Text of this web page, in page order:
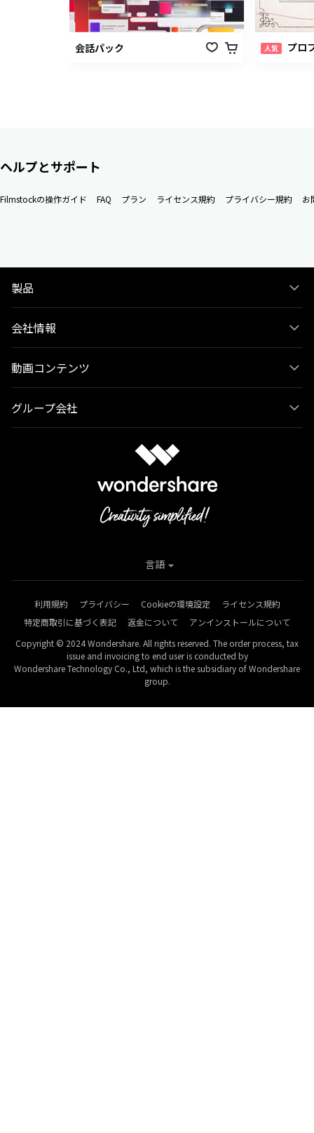
会話パック 人気 プロフ
ヘルプとサポート
Filmstockの操作ガイド FAQ プラン ライセンス規約 プライバシー規約 お
製品
会社情報
動画コンテンツ
グループ会社
利用規約 プライバシー Cookieの環境設定
ライセンス規約
特定商取引に基づく表記
返金について
アンインストールについて
Copyright © 2024 Wondershare. All rights reserved. The order process, tax
issue and invoicing to end user is conducted by
Wondershare Technology Co., Ltd, which is the subsidiary of Wondershare
group.
言語